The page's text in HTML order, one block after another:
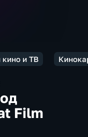
кино и ТВ
Film